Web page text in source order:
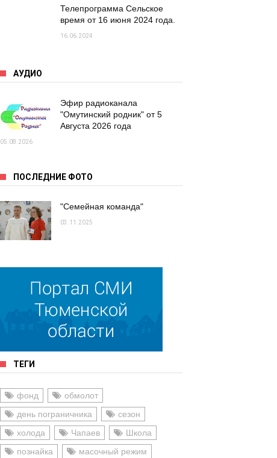
Телепрограмма Сельское
время от 16 июня 2024 года.
16.06.2024
АУДИО
Эфир радиоканала
"Омутинский родник" от 5
Августа 2026 года
05.08.2026
ПОСЛЕДНИЕ ФОТО
"Семейная команда"
03.11.2025
ТЕГИ
фонд
обмолот
день пограничника
сезон
холода
Чапаев
Школа
познайка
масочный режим